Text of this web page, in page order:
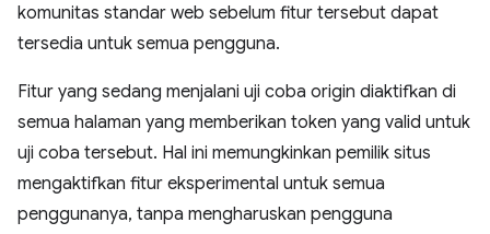
komunitas standar web sebelum fitur tersebut dapat
tersedia untuk semua pengguna.
Fitur yang sedang menjalani uji coba origin diaktifkan di
semua halaman yang memberikan token yang valid untuk
uji coba tersebut. Hal ini memungkinkan pemilik situs
mengaktifkan fitur eksperimental untuk semua
penggunanya, tanpa mengharuskan pengguna